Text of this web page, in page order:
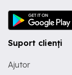
Suport clienți
Ajutor